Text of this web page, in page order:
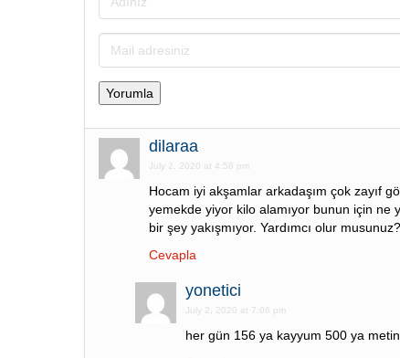
dilaraa
July 2, 2020 at 4:58 pm
Hocam iyi akşamlar arkadaşım çok zayıf
yemekde yiyor kilo alamıyor bunun için ne
bir şey yakışmıyor. Yardımcı olur
Cevapla
yonetici
July 2, 2020 at 7:06 pm
her gün 156 ya kayyum 500 ya